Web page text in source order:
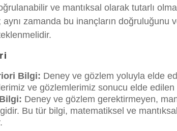
ve mantıksal olarak tutarlı
zamanda bu inançların doğruluğunu
Bilgi: Deney ve gözlem yoluyla elde
ve gözlemlerimiz sonucu elde edilen
Deney ve gözlem gerektirmeyen,
Bu tür bilgi, matematiksel ve